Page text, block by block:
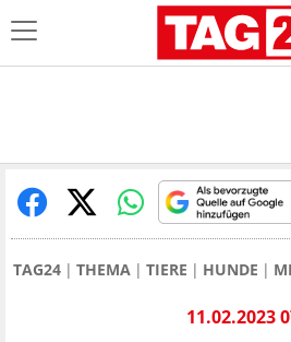
TAG24 THEMA TIERE HUNDE
11.02.2023